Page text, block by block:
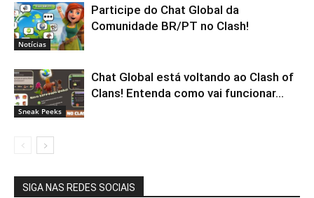
Notícias
Participe do Chat Global da
Comunidade BR/PT no Clash!
Sneak Peeks
Chat Global está voltando ao Clash of
Clans! Entenda como vai funcionar…
SIGA NAS REDES SOCIAIS